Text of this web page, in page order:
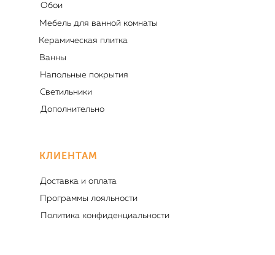
КЛИЕНТАМ
Обои
Мебель для ванной комнаты
Доставка и оплата
Программы лояльности
Политика конфиденциальности
Напольные покрытия
Светильники
Дополнительно
Керамическая плитка
Ванны